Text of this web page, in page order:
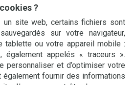
?
un site web, certains fichiers sont
sur votre navigateur,
tablette ou votre appareil mobile :
appelés « traceurs ».
personnaliser et d’optimiser votre
également fournir des informations